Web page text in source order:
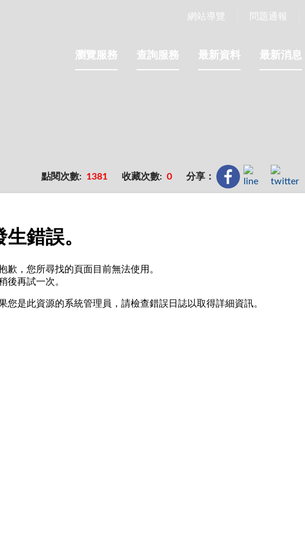
網站導覽 問題通報
瀏覽服務 查詢服務 最新資料 最新消息
點閱次數: 1381 收藏次數: 0 分享：